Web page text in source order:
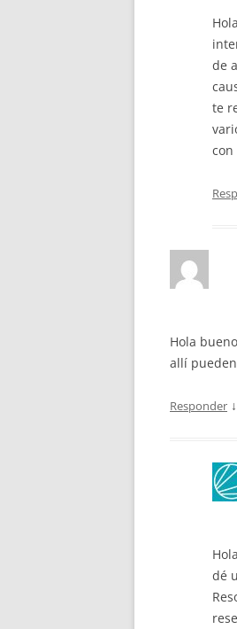
de
te
con
Hola
allí
Responder ↓
dé